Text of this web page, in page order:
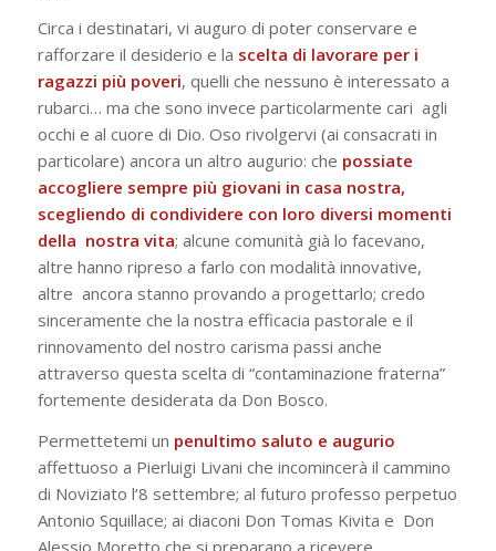
Circa i destinatari, vi auguro di poter conservare e
rafforzare il desiderio e la scelta di lavorare per i
ragazzi più poveri, quelli che nessuno è interessato a
rubarci… ma che sono invece particolarmente cari agli
occhi e al cuore di Dio. Oso rivolgervi (ai consacrati in
particolare) ancora un altro augurio: che possiate
accogliere sempre più giovani in casa nostra,
scegliendo di condividere con loro diversi momenti
della nostra vita; alcune comunità già lo facevano,
altre hanno ripreso a farlo con modalità innovative,
altre ancora stanno provando a progettarlo; credo
sinceramente che la nostra efficacia pastorale e il
rinnovamento del nostro carisma passi anche
attraverso questa scelta di “contaminazione fraterna”
fortemente desiderata da Don Bosco.
Permettetemi un penultimo saluto e augurio
affettuoso a Pierluigi Livani che incomincerà il cammino
di Noviziato l’8 settembre; al futuro professo perpetuo
Antonio Squillace; ai diaconi Don Tomas Kivita e Don
Alessio Moretto che si preparano a ricevere